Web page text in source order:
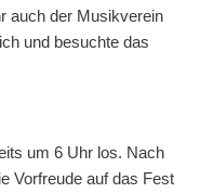
auch der Musikverein
und besuchte das
um 6 Uhr los. Nach
Vorfreude auf das Fest